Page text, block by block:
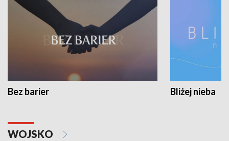
Bez barier Bliżej nieba
WOJSKO